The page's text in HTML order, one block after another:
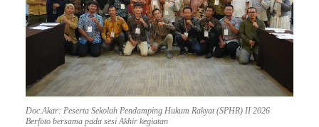
Doc.Akar: Peserta Sekolah Pendamping Hukum Rakyat (SPHR) II 2026
Berfoto bersama pada sesi Akhir kegiatan